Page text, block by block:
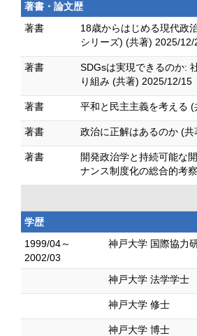
著書・論文歴
著書
18歳からはじめる現代政
シリーズ) (共著) 2025/12/
著書
SDGsは実現できるのか:
り組み (共著) 2025/12/15
著書 平和と民主主義を考える (
著書 政治に正解はあるのか (
著書
開発政治学と持続可能な
ナンス制度化の総合的考
学歴
1999/04～
2002/03
神戸大学 国際協力
神戸大学 法学学士
神戸大学 修士
神戸大学 博士